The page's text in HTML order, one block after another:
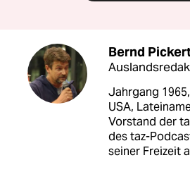
Bernd
Jahrgang
USA,
Vorstand der
des taz-
seiner Freizeit